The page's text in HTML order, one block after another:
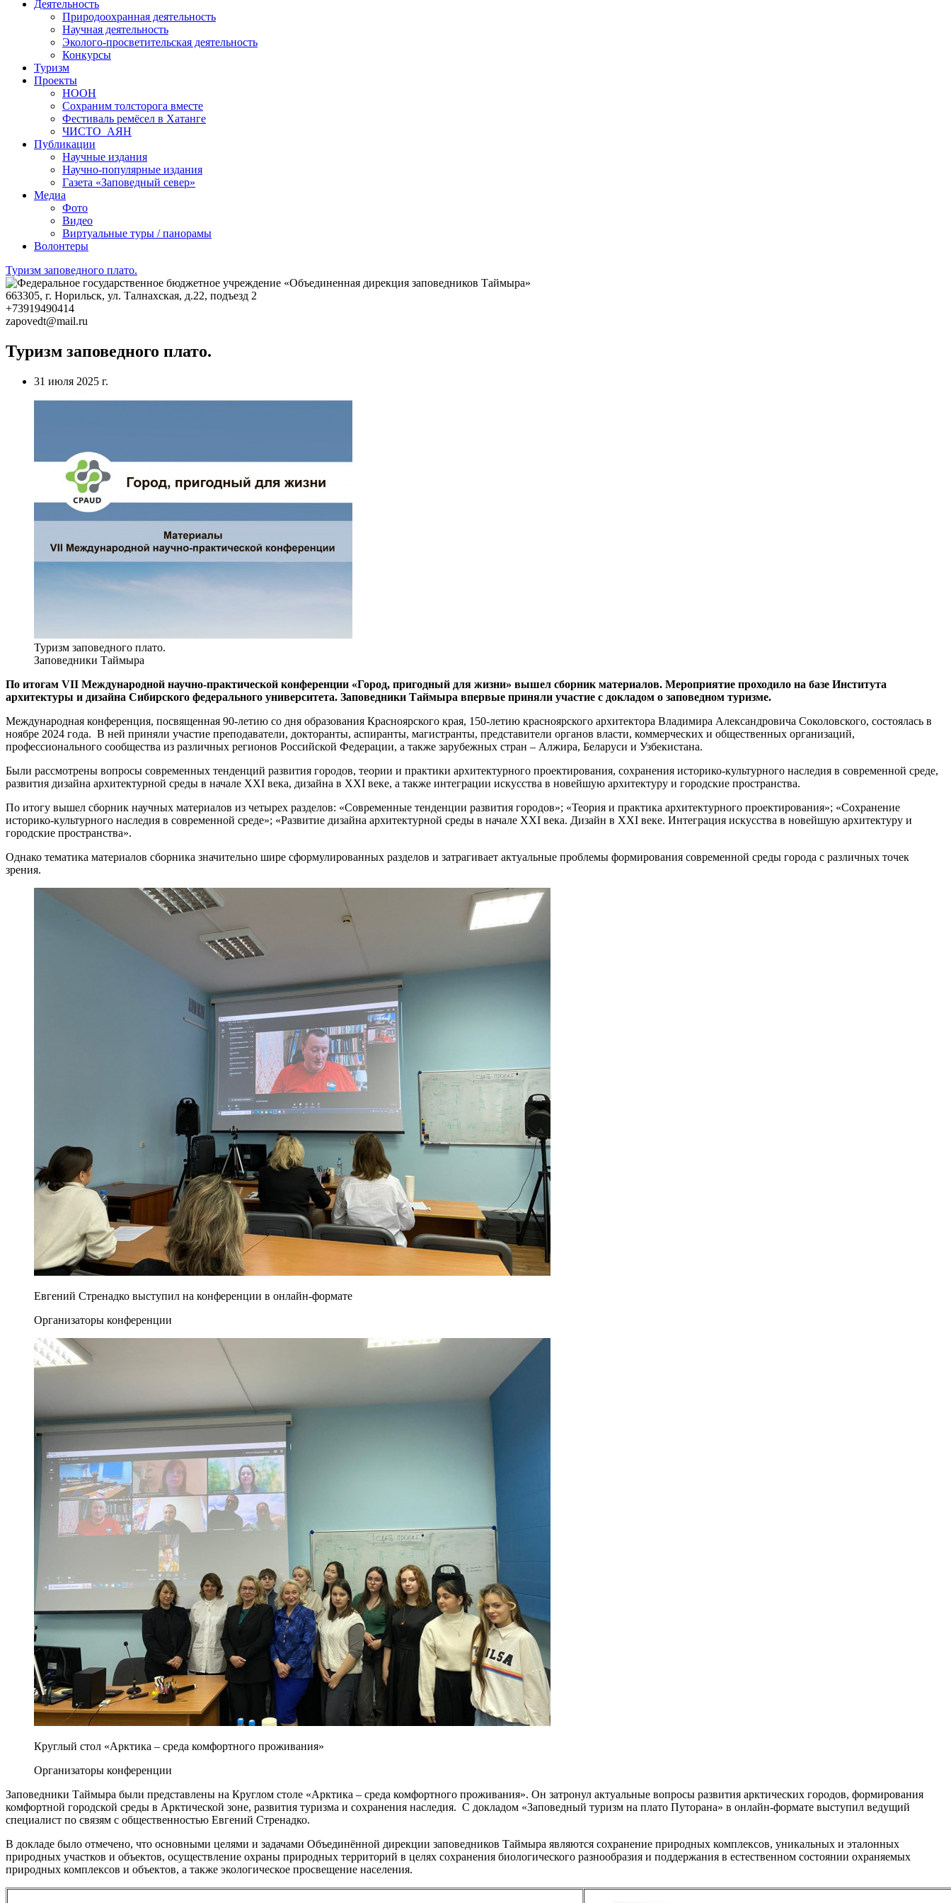
Деятельность
Природоохранная деятельность
Научная деятельность
Эколого-просветительская деятельность
Конкурсы
Туризм
Проекты
НООН
Сохраним толсторога вместе
Фестиваль ремёсел в Хатанге
ЧИСТО_АЯН
Публикации
Научные издания
Научно-популярные издания
Газета «Заповедный север»
Медиа
Фото
Видео
Виртуальные туры / панорамы
Волонтеры
Туризм заповедного плато.
663305, г. Норильск, ул. Талнахская, д.22, подъезд 2
+73919490414
zapovedt@mail.ru
Туризм заповедного плато.
31 июля 2025 г.
Туризм заповедного плато.
Заповедники Таймыра
По итогам VII Международной научно-практической конференции «Город, пригодный для жизни» вышел сборник материалов. Мероприятие проходило на базе Института
архитектуры и дизайна Сибирского федерального университета. Заповедники Таймыра впервые приняли участие с докладом о заповедном туризме.
Международная конференция, посвященная 90-летию со дня образования Красноярского края, 150-летию красноярского архитектора Владимира Александровича Соколовского, состоялась в
ноябре 2024 года. В ней приняли участие преподаватели, докторанты, аспиранты, магистранты, представители органов власти, коммерческих и общественных организаций,
профессионального сообщества из различных регионов Российской Федерации, а также зарубежных стран – Алжира, Беларуси и Узбекистана.
Были рассмотрены вопросы современных тенденций развития городов, теории и практики архитектурного проектирования, сохранения историко-культурного наследия в современной среде,
развития дизайна архитектурной среды в начале XXI века, дизайна в XXI веке, а также интеграции искусства в новейшую архитектуру и городские пространства.
По итогу вышел сборник научных материалов из четырех разделов: «Современные тенденции развития городов»; «Теория и практика архитектурного проектирования»; «Сохранение
историко-культурного наследия в современной среде»; «Развитие дизайна архитектурной среды в начале XXI века. Дизайн в XXI веке. Интеграция искусства в новейшую архитектуру и
городские пространства».
Однако тематика материалов сборника значительно шире сформулированных разделов и затрагивает актуальные проблемы формирования современной среды города с различных точек
зрения.
Евгений Стренадко выступил на конференции в онлайн-формате
Организаторы конференции
Круглый стол «Арктика – среда комфортного проживания»
Организаторы конференции
Заповедники Таймыра были представлены на Круглом столе «Арктика – среда комфортного проживания». Он затронул актуальные вопросы развития арктических городов, формирования
комфортной городской среды в Арктической зоне, развития туризма и сохранения наследия. С докладом «Заповедный туризм на плато Путорана» в онлайн-формате выступил ведущий
специалист по связям с общественностью Евгений Стренадко.
В докладе было отмечено, что основными целями и задачами Объединённой дирекции заповедников Таймыра являются сохранение природных комплексов, уникальных и эталонных
природных участков и объектов, осуществление охраны природных территорий в целях сохранения биологического разнообразия и поддержания в естественном состоянии охраняемых
природных комплексов и объектов, а также экологическое просвещение населения.